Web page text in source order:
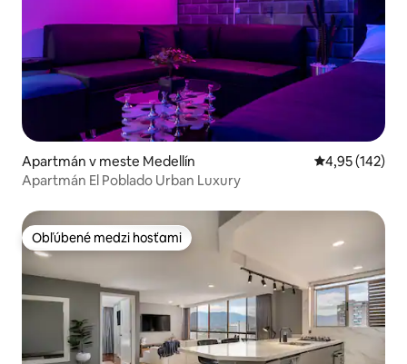
Apartmán v meste Medellín Priemerné
4,95 (142)
Apartmán El Poblado Urban Luxury
Obľúbené medzi hosťami
Obľúbené medzi hosťami